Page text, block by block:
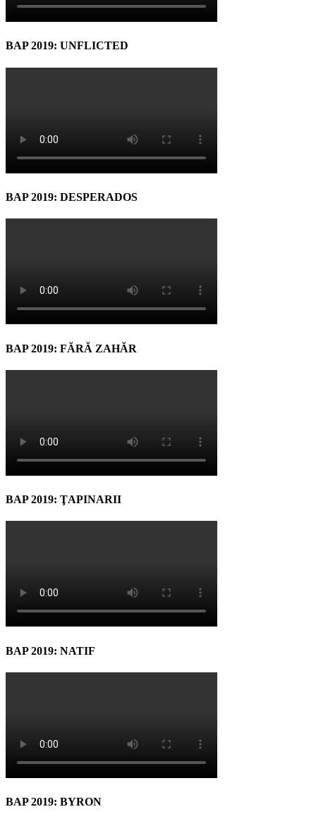
BAP 2019: UNFLICTED
BAP 2019: DESPERADOS
BAP 2019: FĂRĂ ZAHĂR
BAP 2019: ŢAPINARII
BAP 2019: NATIF
BAP 2019: BYRON